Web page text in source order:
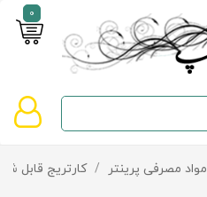
0
صفحه
دسته‌بندی
مواد مصرفی پرینتر / کارتریج قابل